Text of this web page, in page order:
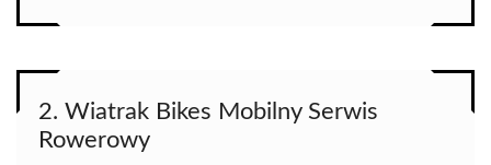
2. Wiatrak Bikes Mobilny Serwis
Rowerowy